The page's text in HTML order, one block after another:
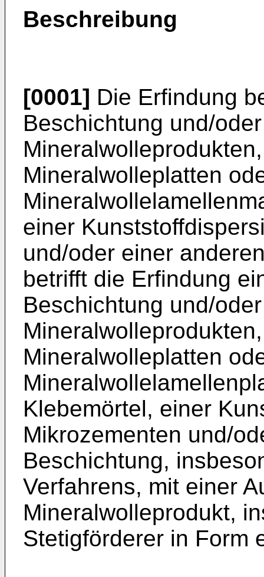
Beschreibung
[0001] Die Erfindung
Beschichtung und/
Mineralwolleplatten
einer
und/oder einer
betrifft die Erfindung
Beschichtung und/
Mineralwolleplatten
Klebemörtel, einer
Mikrozementen und/
Beschichtung,
Verfahrens, mit einer
Mineralwolleprodukt,
Stetigförderer in Form